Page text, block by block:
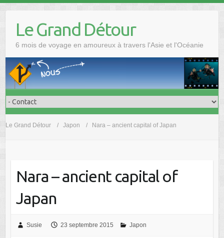
Le Grand Détour
6 mois de voyage en amoureux à travers l'Asie et l'Océanie
Le Grand Détour Japon Nara – ancient capital of Japan
Nara – ancient capital of
Japan
Susie 23 septembre 2015 Japon